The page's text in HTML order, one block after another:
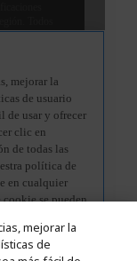
mejorar la
de